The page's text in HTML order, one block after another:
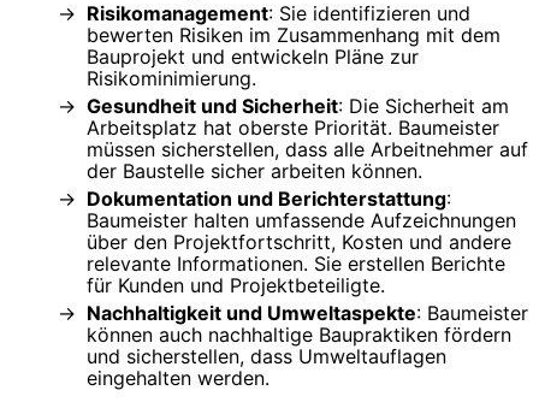
Risikomanagement: Sie identifizieren und
bewerten Risiken im Zusammenhang mit dem
Bauprojekt und entwickeln Pläne zur
Risikominimierung.
Gesundheit und Sicherheit: Die Sicherheit am
Arbeitsplatz hat oberste Priorität. Baumeister
müssen sicherstellen, dass alle Arbeitnehmer auf
der Baustelle sicher arbeiten können.
Dokumentation und Berichterstattung:
Baumeister halten umfassende Aufzeichnungen
über den Projektfortschritt, Kosten und andere
relevante Informationen. Sie erstellen Berichte
für Kunden und Projektbeteiligte.
Nachhaltigkeit und Umweltaspekte: Baumeister
können auch nachhaltige Baupraktiken fördern
und sicherstellen, dass Umweltauflagen
eingehalten werden.